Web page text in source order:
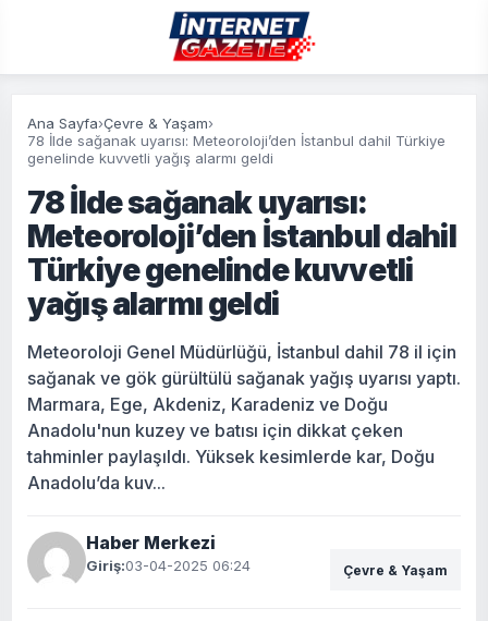
Ana Sayfa›Çevre & Yaşam›
78 İlde sağanak uyarısı: Meteoroloji’den İstanbul dahil Türkiye
genelinde kuvvetli yağış alarmı geldi
78 İlde sağanak uyarısı:
Meteoroloji’den İstanbul dahil
Türkiye genelinde kuvvetli
yağış alarmı geldi
Meteoroloji Genel Müdürlüğü, İstanbul dahil 78 il için
sağanak ve gök gürültülü sağanak yağış uyarısı yaptı.
Marmara, Ege, Akdeniz, Karadeniz ve Doğu
Anadolu'nun kuzey ve batısı için dikkat çeken
tahminler paylaşıldı. Yüksek kesimlerde kar, Doğu
Anadolu’da kuv...
Haber Merkezi
Giriş:03-04-2025 06:24 Çevre & Yaşam